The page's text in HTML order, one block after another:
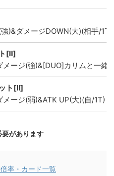
)&ダメージDOWN(大)(相手/1T)
[Ⅱ]
メージ(強)&[DUO]カリムと一緒
ト[Ⅱ]
メージ(弱)&ATK UP(大)(自/1T)
があります
率・カード一覧